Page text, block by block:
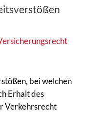
bei welchen
Erhalt des
Verkehrsrecht